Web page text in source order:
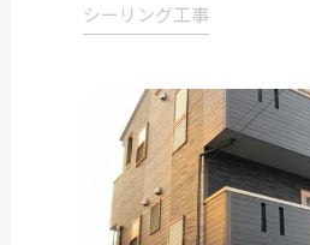
シーリング工事